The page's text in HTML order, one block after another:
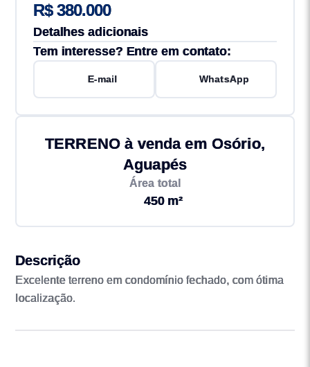
R$ 380.000
Detalhes adicionais
Tem interesse? Entre em contato:
E-mail WhatsApp
TERRENO à venda em Osório,
Aguapés
Área total
450 m²
Descrição
Excelente terreno em condomínio fechado, com ótima
localização.